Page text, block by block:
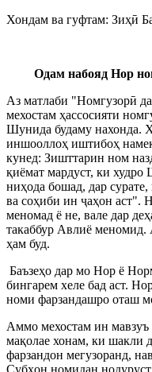
Хондам ва гуфтам: Зиҳӣ
Одам набояд Нор
Аз матлаби "Номгузорӣ
мехостам ҳассосияти
Шунида будаму нахонда.
иншооллоҳ иштибоҳ
кунед: Зишттарин ном
қиёмат мардуст, ки
ниҳода бошад, дар
ва соҳиби ин ҷаҳон аст".
меномад ё не, вале дар
такаббур Авлиё
ҳам буд.
Баъзеҳо дар мо Нор ё
бингарем хеле бад аст.
номи фарзандашро оташ
Аммо мехостам ин
мақолае хонам, ки шакли
фарзандон мегузоранд,
Субҳон номидан нодуруст